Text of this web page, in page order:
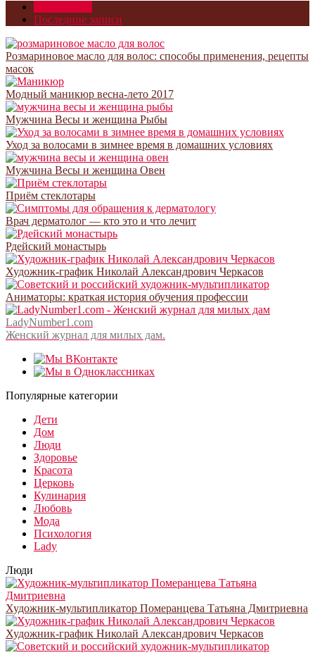
Последние записи
Розмариновое масло для волос: способы применения, рецепты
масок
Модный маникюр весна-лето 2017
Мужчина Весы и женщина Рыбы
Уход за волосами в зимнее время в домашних условиях
Мужчина Весы и женщина Овен
Приём стеклотары
Врач дерматолог — кто это и что лечит
Рдейский монастырь
Художник-график Николай Александрович Черкасов
Аниматоры: краткая история обучения профессии
LadyNumber1.com
Женский журнал для милых дам.
Популярные категории
Дети
Дом
Люди
Здоровье
Красота
Церковь
Кулинария
Любовь
Мода
Психология
Lady
Люди
Художник-мультипликатор Померанцева Татьяна Дмитриевна
Художник-график Николай Александрович Черкасов